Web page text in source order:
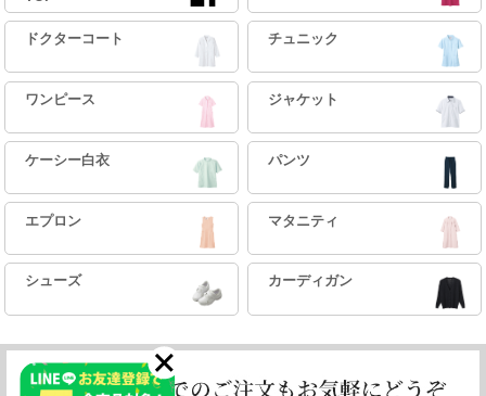
ドクターコート チュニック
ワンピース ジャケット
ケーシー白衣 パンツ
エプロン マタニティ
シューズ カーディガン